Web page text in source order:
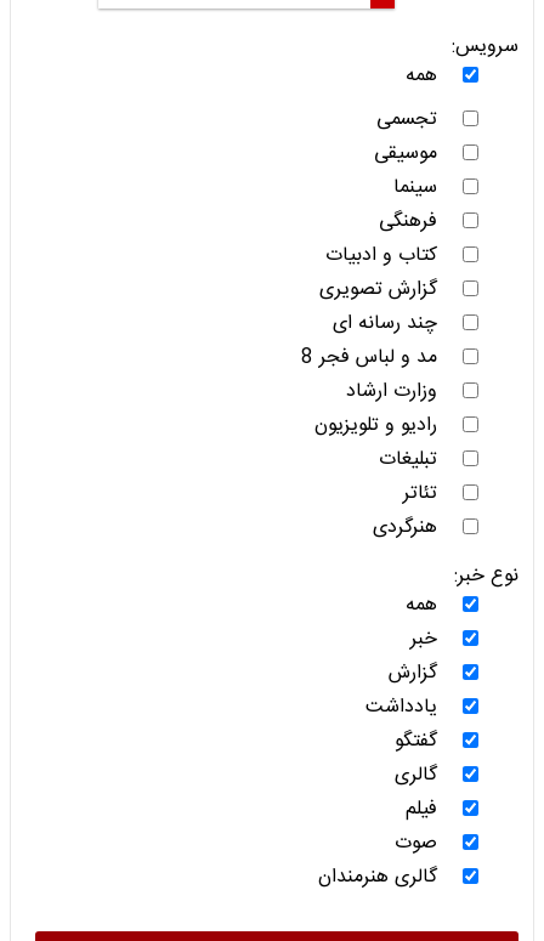
سرویس:
همه
تجسمی
موسیقی
سینما
فرهنگی
کتاب و ادبیات
گزارش تصویری
چند رسانه ای
مد و لباس فجر 8
وزارت ارشاد
رادیو و تلویزیون
تبلیغات
تئاتر
هنرگردی
نوع خبر:
همه
خبر
گزارش
یادداشت
گفتگو
گالری
فیلم
صوت
گالری هنرمندان